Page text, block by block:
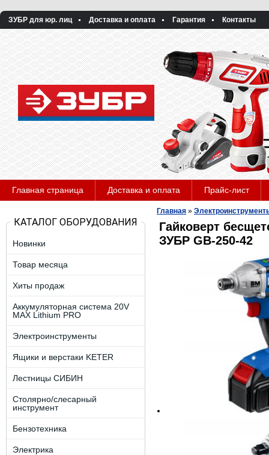
ЗУБР для юр. лиц Доставка и оплата Гарантия Контакты
Главная страница Доставка и оплата Прайс-лист
КАТАЛОГ ОБОРУДОВАНИЯ
Новинки
Товар месяца
Хиты продаж
Аккумуляторная система 20V
MAX Lithium PRO
Электроинструменты
Ящики и верстаки KETER
Лестницы СИБИН
Столярно/слесарный
инструмент
Бензотехника
Электрика
Главная »
Гайковерт
ЗУБР GB-250-42